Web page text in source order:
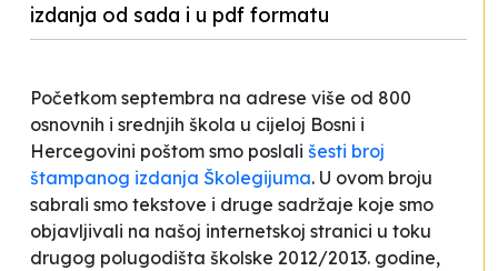
izdanja od sada i u pdf formatu
Početkom septembra na adrese više od 800
osnovnih i srednjih škola u cijeloj Bosni i
Hercegovini poštom smo poslali šesti broj
štampanog izdanja Školegijuma. U ovom broju
sabrali smo tekstove i druge sadržaje koje smo
objavljivali na našoj internetskoj stranici u toku
drugog polugodišta školske 2012/2013. godine,